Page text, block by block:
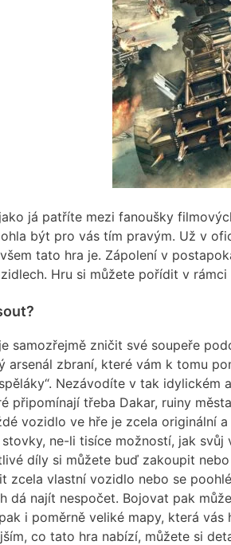
já patříte mezi fanoušky
být pro vás tím pravým. Už v
tato hra je. Zápolení v
Hru si můžete pořídit v
samozřejmě zničit své soupeře
arsenál zbraní, které vám k tomu
Nezávodíte v tak
připomínají třeba Dakar, ruiny
vozidlo ve hře je zcela originální
ne-li tisíce možností, jak
díly si můžete buď zakoupit
zcela vlastní vozidlo nebo se
dá najít nespočet. Bojovat pak
i poměrně veliké mapy, která
co tato hra nabízí, můžete si